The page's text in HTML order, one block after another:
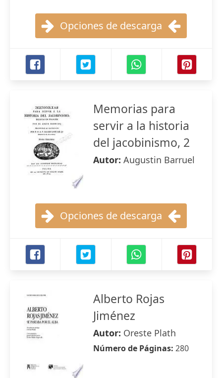
Opciones de descarga
Memorias para
servir a la historia
del jacobinismo, 2
Autor: Augustin Barruel
Opciones de descarga
Alberto Rojas
Jiménez
Autor: Oreste Plath
Número de Páginas: 280